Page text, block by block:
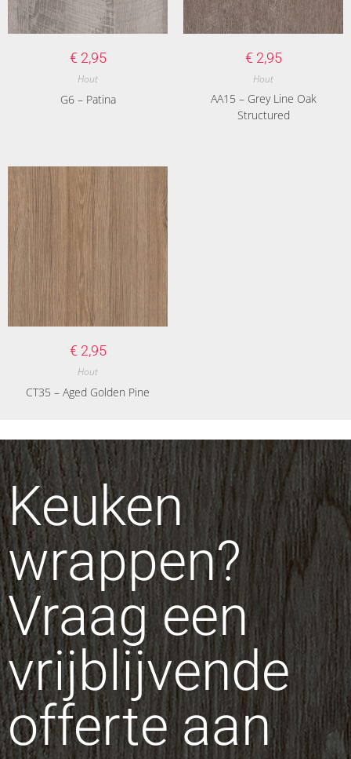
€ 2,95
Hout
G6 – Patina
€ 2,95
Hout
AA15 – Grey Line Oak
Structured
€ 2,95
Hout
CT35 – Aged Golden Pine
Keuken
wrappen?
Vraag een
vrijblijvende
offerte aan